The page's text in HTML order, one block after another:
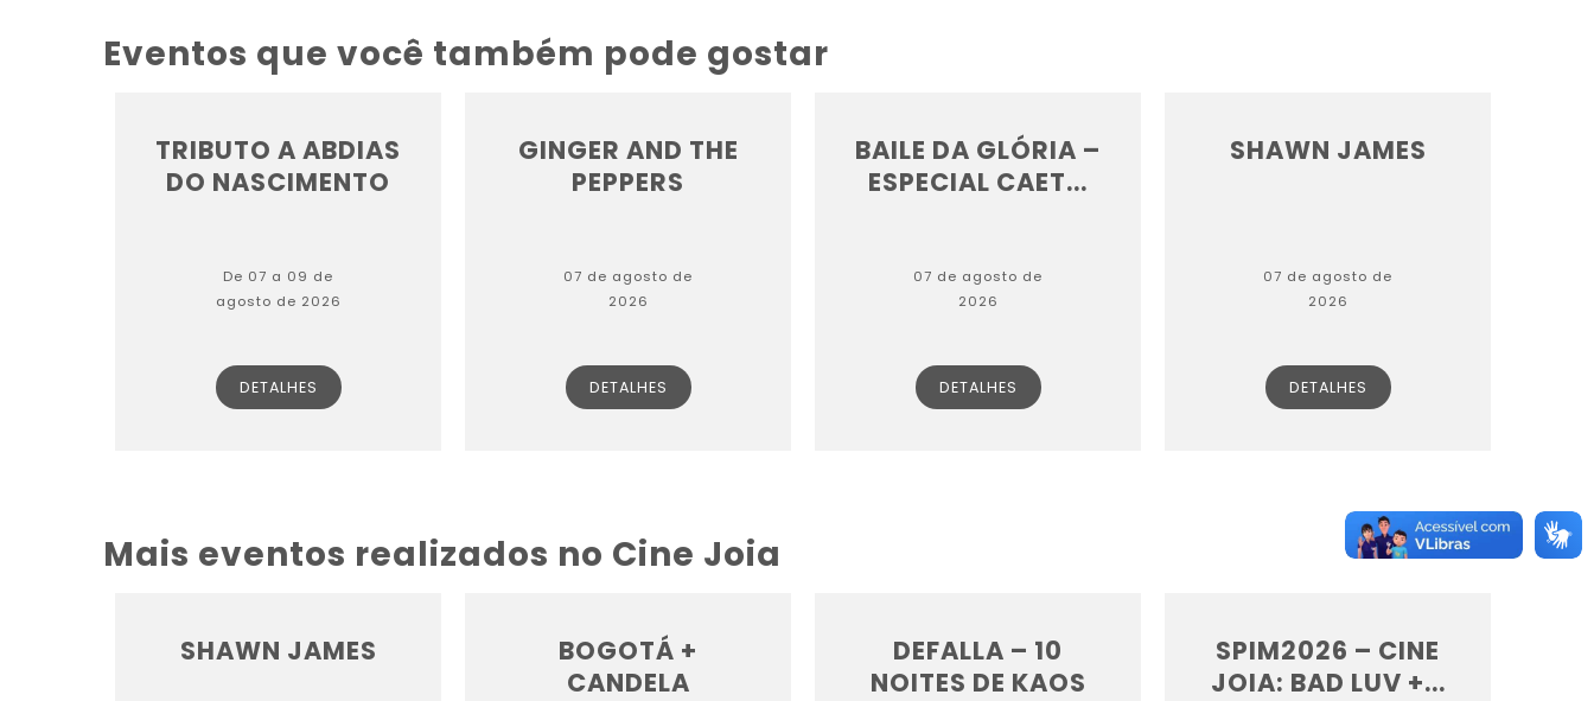
Eventos que você também pode gostar
TRIBUTO A ABDIAS
DO NASCIMENTO
De 07 a 09 de
agosto de 2026
DETALHES
GINGER AND THE
PEPPERS
07 de agosto de
2026
DETALHES
BAILE DA GLÓRIA –
ESPECIAL CAET...
07 de agosto de
2026
DETALHES
SHAWN JAMES
07 de agosto de
2026
DETALHES
Mais eventos realizados no Cine Joia
SHAWN JAMES
BOGOTÁ +
CANDELA
DEFALLA – 10
NOITES DE KAOS
SPIM2026 – CINE
JOIA: BAD LUV +...